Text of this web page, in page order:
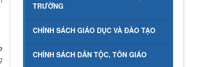
TRƯỜNG
CHÍNH SÁCH GIÁO DỤC VÀ ĐÀO TẠO
CHÍNH SÁCH DÂN TỘC, TÔN GIÁO